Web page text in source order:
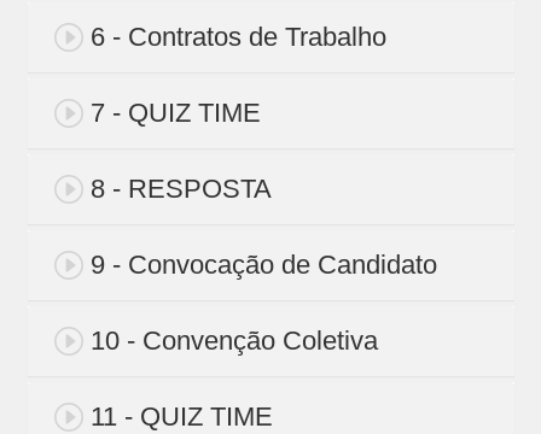
6 - Contratos de Trabalho
7 - QUIZ TIME
8 - RESPOSTA
9 - Convocação de Candidato
10 - Convenção Coletiva
11 - QUIZ TIME